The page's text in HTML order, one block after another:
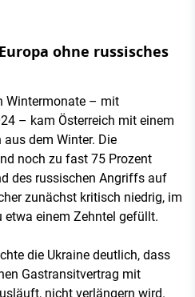
ohne russisches
Wintermonate – mit
– kam Österreich mit einem
dem Winter. Die
noch zu fast 75 Prozent
des russischen Angriffs auf
zunächst kritisch niedrig, im
etwa einem Zehntel gefüllt.
die Ukraine deutlich, dass
Gastransitvertrag mit
nicht verlängern wird.